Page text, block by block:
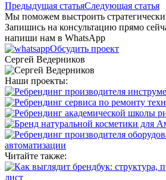
Предыдущая статьяСледующая статья
Мы поможем выстроить
Запишись на консультацию прямо
напиши нам в WhatsApp
Обсудить проект
Сергей Ведерников
Наши проекты:
Читайте также: